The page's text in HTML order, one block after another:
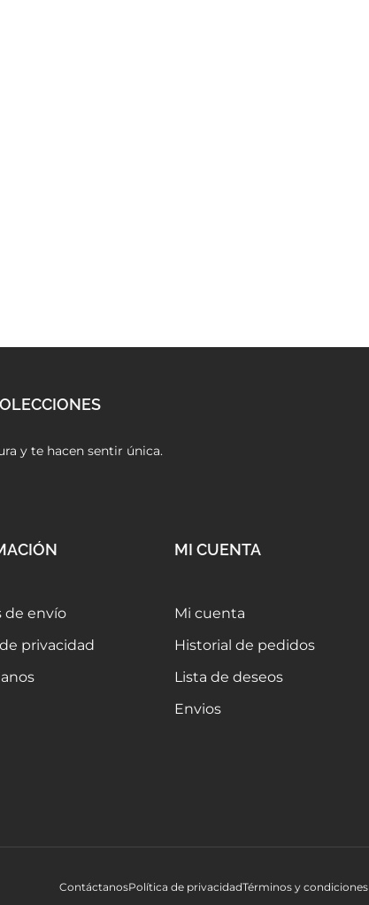
y te hacen sentir única.
de envío
privacidad
MI CUENTA
Mi cuenta
Historial de pedidos
Lista de deseos
Envios
ContáctanosPolítica de privacidadTérminos y condiciones